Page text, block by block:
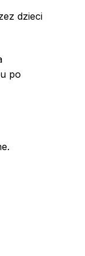
dzieci
po